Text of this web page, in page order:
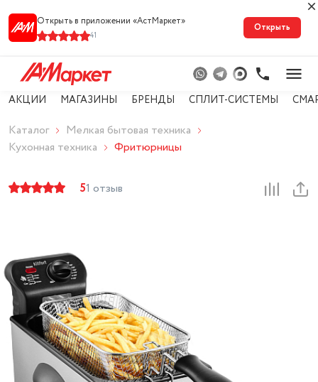
Открыть в приложении «АстМарке‪т‬»
41
Открыть
АКЦИИ МАГАЗИНЫ БРЕНДЫ СПЛИТ-СИСТЕМЫ
Каталог
Мелкая бытовая техника
Кухонная техника
Фритюрницы
51 отзыв